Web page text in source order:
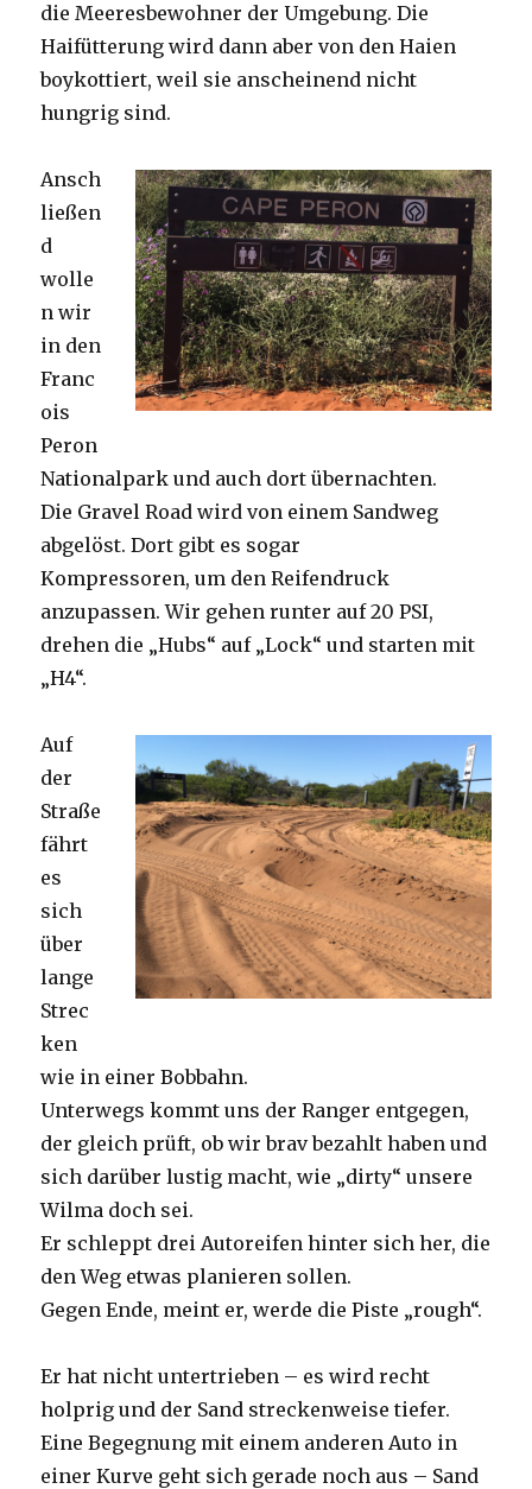
die Meeresbewohner der Umgebung. Die
Haifütterung wird dann aber von den Haien
boykottiert, weil sie anscheinend nicht
hungrig sind.
Ansch
ließen
d
wolle
n wir
in den
Franc
ois
Peron
Nationalpark und auch dort übernachten.
Die Gravel Road wird von einem Sandweg
abgelöst. Dort gibt es sogar
Kompressoren, um den Reifendruck
anzupassen. Wir gehen runter auf 20 PSI,
drehen die „Hubs“ auf „Lock“ und starten mit
„H4“.
Auf
der
Straße
fährt
es
sich
über
lange
Strec
ken
wie in einer Bobbahn.
Unterwegs kommt uns der Ranger entgegen,
der gleich prüft, ob wir brav bezahlt haben und
sich darüber lustig macht, wie „dirty“ unsere
Wilma doch sei.
Er schleppt drei Autoreifen hinter sich her, die
den Weg etwas planieren sollen.
Gegen Ende, meint er, werde die Piste „rough“.
Er hat nicht untertrieben – es wird recht
holprig und der Sand streckenweise tiefer.
Eine Begegnung mit einem anderen Auto in
einer Kurve geht sich gerade noch aus – Sand